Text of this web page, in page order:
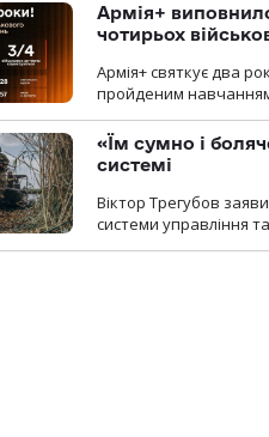
Армія+
чотирьох
Армія+ святкує два
пройденим
«Їм сумно і
системі
Віктор Трегубов
системи управління